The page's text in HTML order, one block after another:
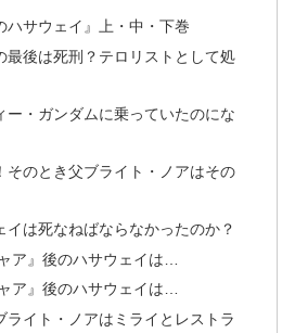
ハサウェイ』上・中・下巻
最後は死刑？テロリストとして処
ー・ガンダムに乗っていたのにな
そのとき父ブライト・ノアはその
イは死なねばならなかったのか？
ア』後のハサウェイは…
ア』後のハサウェイは…
ライト・ノアはミライとレストラ